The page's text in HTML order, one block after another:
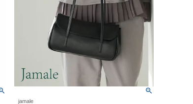
jamale